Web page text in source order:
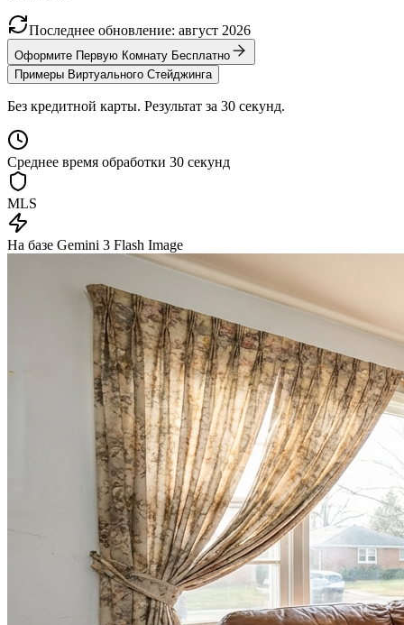
Последнее обновление: август 2026
Оформите Первую Комнату Бесплатно
Примеры Виртуального Стейджинга
Без кредитной карты. Результат за 30 секунд.
Среднее время обработки 30 секунд
MLS
На базе Gemini 3 Flash Image